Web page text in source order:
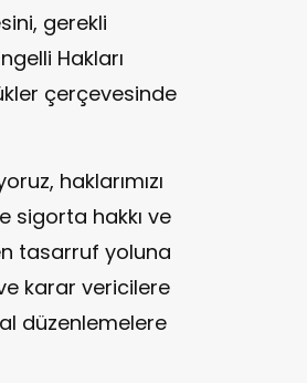
gerekli
Hakları
çerçevesinde
haklarımızı
sigorta hakkı ve
tasarruf yoluna
karar vericilere
düzenlemelere